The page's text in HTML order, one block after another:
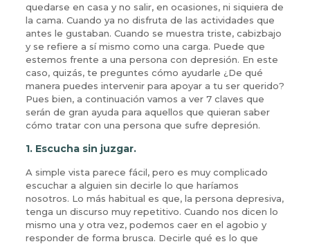
quedarse en casa y no salir, en ocasiones, ni siquiera de
la cama. Cuando ya no disfruta de las actividades que
antes le gustaban. Cuando se muestra triste, cabizbajo
y se refiere a sí mismo como una carga. Puede que
estemos frente a una persona con depresión. En este
caso, quizás, te preguntes cómo ayudarle ¿De qué
manera puedes intervenir para apoyar a tu ser querido?
Pues bien, a continuación vamos a ver 7 claves que
serán de gran ayuda para aquellos que quieran saber
cómo tratar con una persona que sufre depresión.
1. Escucha sin juzgar.
A simple vista parece fácil, pero es muy complicado
escuchar a alguien sin decirle lo que haríamos
nosotros. Lo más habitual es que, la persona depresiva,
tenga un discurso muy repetitivo. Cuando nos dicen lo
mismo una y otra vez, podemos caer en el agobio y
responder de forma brusca. Decirle qué es lo que